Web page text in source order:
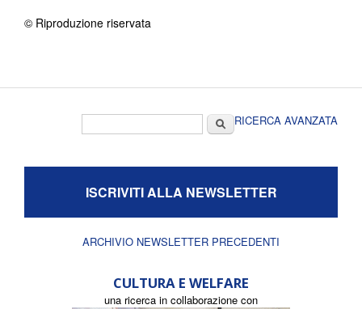
© Riproduzione riservata
CercaRICERCA AVANZATA
ISCRIVITI ALLA NEWSLETTER
ARCHIVIO NEWSLETTER PRECEDENTI
CULTURA E WELFARE
una ricerca in collaborazione con